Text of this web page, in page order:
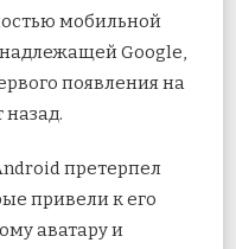
мобильной
Google,
появления на
назад.
претерпел
привели к его
аватару и